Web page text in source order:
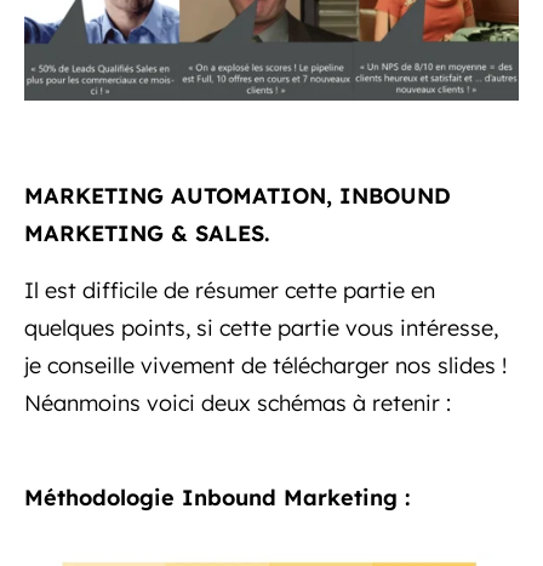
MARKETING AUTOMATION, INBOUND
MARKETING & SALES.
Il est difficile de résumer cette partie en
quelques points, si cette partie vous intéresse,
je conseille vivement de télécharger nos slides !
Néanmoins voici deux schémas à retenir :
Méthodologie Inbound Marketing :